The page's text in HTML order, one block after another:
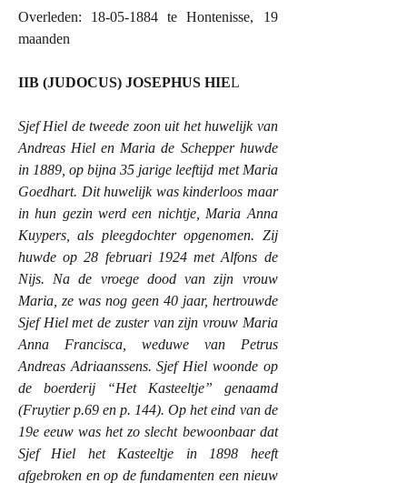
Overleden: 18-05-1884 te Hontenisse, 19
maanden
IIB (JUDOCUS) JOSEPHUS HIEL
Sjef Hiel de tweede zoon uit het huwelijk van
Andreas Hiel en Maria de Schepper huwde
in 1889, op bijna 35 jarige leeftijd met Maria
Goedhart. Dit huwelijk was kinderloos maar
in hun gezin werd een nichtje, Maria Anna
Kuypers, als pleegdochter opgenomen. Zij
huwde op 28 februari 1924 met Alfons de
Nijs. Na de vroege dood van zijn vrouw
Maria, ze was nog geen 40 jaar, hertrouwde
Sjef Hiel met de zuster van zijn vrouw Maria
Anna Francisca, weduwe van Petrus
Andreas Adriaanssens. Sjef Hiel woonde op
de boerderij “Het Kasteeltje” genaamd
(Fruytier p.69 en p. 144). Op het eind van de
19e eeuw was het zo slecht bewoonbaar dat
Sjef Hiel het Kasteeltje in 1898 heeft
afgebroken en op de fundamenten een nieuw